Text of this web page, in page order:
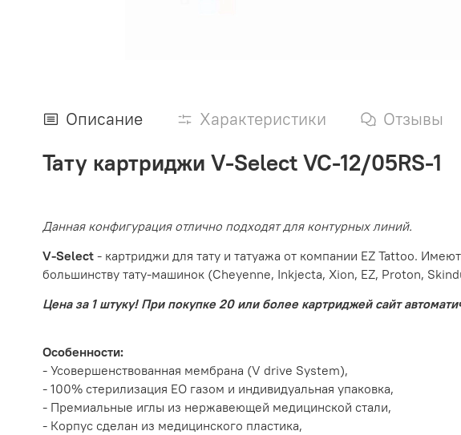
Описание Характеристики Отзывы
Тату картриджи V-Select VC-12/05RS-1
Данная конфигурация отлично подходят для контурных линий.
V-Select - картриджи для тату и татуажа от компании EZ Tattoo.
большинству тату-машинок (Cheyenne, Inkjecta, Xion, EZ, Proton,
Цена за 1 штуку! При покупке 20 или более картриджей сайт
Особенности:
- Усовершенствованная мембрана (V drive System),
- 100% стерилизация EO газом и индивидуальная упаковка,
- Премиальные иглы из нержавеющей медицинской стали,
- Корпус сделан из медицинского пластика,